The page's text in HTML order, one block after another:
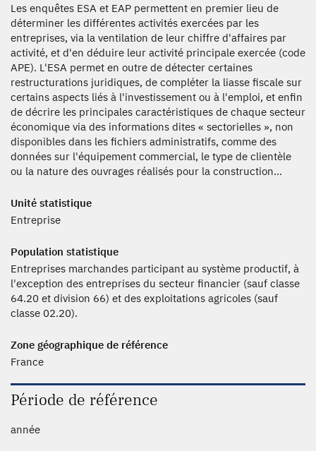
Les enquêtes ESA et EAP permettent en premier lieu de
déterminer les différentes activités exercées par les
entreprises, via la ventilation de leur chiffre d'affaires par
activité, et d'en déduire leur activité principale exercée (code
APE). L'ESA permet en outre de détecter certaines
restructurations juridiques, de compléter la liasse fiscale sur
certains aspects liés à l'investissement ou à l'emploi, et enfin
de décrire les principales caractéristiques de chaque secteur
économique via des informations dites « sectorielles », non
disponibles dans les fichiers administratifs, comme des
données sur l'équipement commercial, le type de clientèle
ou la nature des ouvrages réalisés pour la construction…
Unité statistique
Entreprise
Population statistique
Entreprises marchandes participant au système productif, à
l'exception des entreprises du secteur financier (sauf classe
64.20 et division 66) et des exploitations agricoles (sauf
classe 02.20).
Zone géographique de référence
France
Période de référence
année